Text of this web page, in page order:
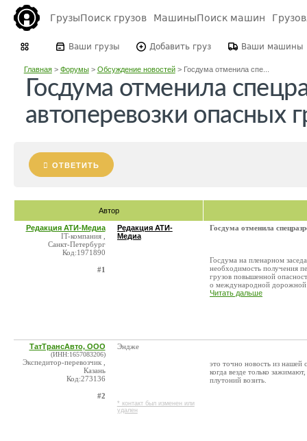
ГрузыПоиск грузов МашиныПоиск машин
Ваши грузы Добавить груз Ваши машины
Главная> Форумы> Обсуждение новостей> Госдума отменила спе...
Госдума отменила
автоперевозки опасных
ОТВЕТИТЬ
Автор
Редакция АТИ-Медиа
IT-компания ,
Санкт-Петербург
Код:1971890
#1
Редакция АТИ-
Медиа
Госдума отменила
Госдума на пленарном
необходимость получения
грузов повышенной
о международной дорожной
Читать дальше
ТатТрансАвто, ООО
(ИНН:1657083206)
Экспедитор-перевозчик ,
Казань
Код:273136
#2
Эндже
* контакт был изменен или
удален
это точно новость из нашей
когда везде только
плутоний возить.